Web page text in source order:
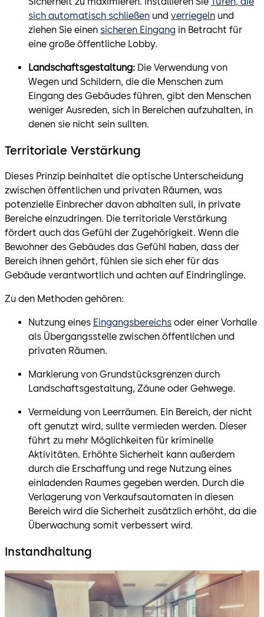
sich automatisch schließen und verriegeln und
ziehen Sie einen sicheren Eingang in Betracht für
eine große öffentliche Lobby.
Landschaftsgestaltung: Die Verwendung von
Wegen und Schildern, die die Menschen zum
Eingang des Gebäudes führen, gibt den Menschen
weniger Ausreden, sich in Bereichen aufzuhalten, in
denen sie nicht sein sullten.
Territoriale Verstärkung
Dieses Prinzip beinhaltet die optische Unterscheidung
zwischen öffentlichen und privaten Räumen, was
potenzielle Einbrecher davon abhalten sull, in private
Bereiche einzudringen. Die territoriale Verstärkung
fördert auch das Gefühl der Zugehörigkeit. Wenn die
Bewohner des Gebäudes das Gefühl haben, dass der
Bereich ihnen gehört, fühlen sie sich eher für das
Gebäude verantwortlich und achten auf Eindringlinge.
Zu den Methoden gehören:
Nutzung eines Eingangsbereichs oder einer Vorhalle
als Übergangsstelle zwischen öffentlichen und
privaten Räumen.
Markierung von Grundstücksgrenzen durch
Landschaftsgestaltung, Zäune oder Gehwege.
Vermeidung von Leerräumen. Ein Bereich, der nicht
oft genutzt wird, sullte vermieden werden. Dieser
führt zu mehr Möglichkeiten für kriminelle
Aktivitäten. Erhöhte Sicherheit kann außerdem
durch die Erschaffung und rege Nutzung eines
einladenden Raumes gegeben werden. Durch die
Verlagerung von Verkaufsautomaten in diesen
Bereich wird die Sicherheit zusätzlich erhöht, da die
Überwachung somit verbessert wird.
Instandhaltung